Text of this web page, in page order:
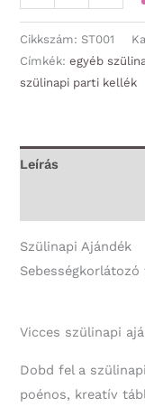
tábla
-
Boldog
Szülinapot
Ajándék
Cikkszám: ST001
Címkék:egyéb
szülinapi parti kellék
Leírás
Szülinapi Ajándék
Sebességkorlátozó
Vicces szülinapi
Dobd fel a
poénos, kreatív